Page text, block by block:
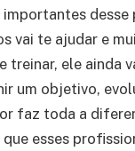
importantes
vai te ajudar e
ele ainda
um objetivo,
faz toda a
esses